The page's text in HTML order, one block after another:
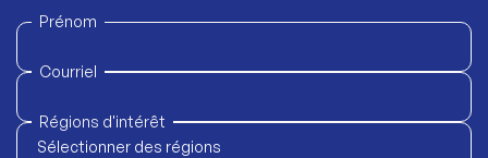
Prénom
Courriel
Régions d'intérêt
Sélectionner des régions